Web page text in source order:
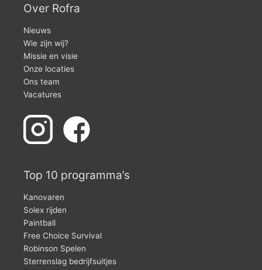
Over Rofra
Nieuws
Wie zijn wij?
Missie en visie
Onze locaties
Ons team
Vacatures
Top 10 programma’s
Kanovaren
Solex rijden
Paintball
Free Choice Survival
Robinson Spelen
Sterrenslag bedrijfsuitjes